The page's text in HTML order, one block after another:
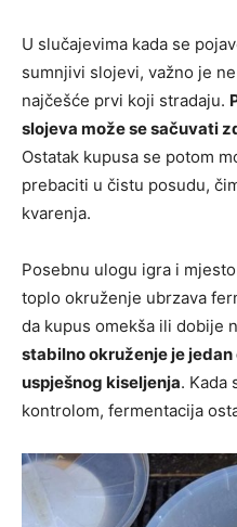
U slučajevima kada se
sumnjivi slojevi, važno je
najčešće prvi koji stradaju.
slojeva može se sačuvati
Ostatak kupusa se potom
prebaciti u čistu posudu,
kvarenja.
Posebnu ulogu igra i
toplo okruženje ubrzava
da kupus omekša ili dobije
stabilno okruženje je
uspješnog kiseljenja. Kada
kontrolom, fermentacija